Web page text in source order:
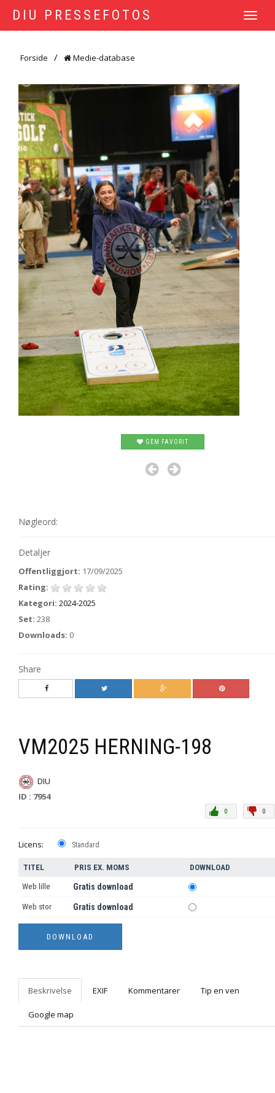
DIU PRESSEFOTOS
TOGGLE
Forside Medie-database
GEM FAVORIT
Nøgleord:
Detaljer
Offentliggjort: 17/09/2025
Rating:
Kategori: 2024-2025
Set: 238
Downloads: 0
Share
VM2025 HERNING-198
DIU
ID : 7954
0
0
Licens: Standard
TITEL PRIS EX. MOMS DOWNLOAD
Web lille Gratis download
Web stor Gratis download
Beskrivelse EXIF Kommentarer Tip en ven
Google map